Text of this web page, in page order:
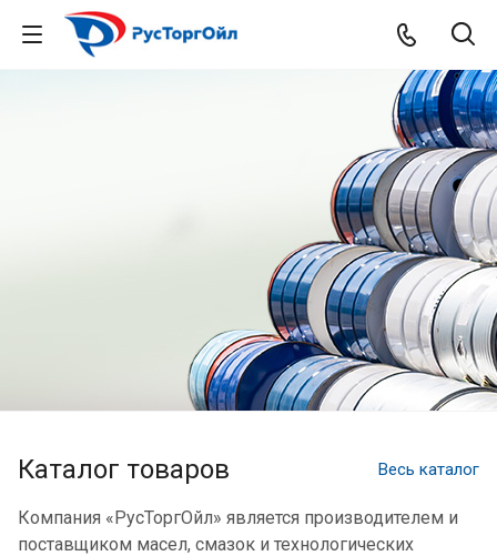
Весь каталог
Каталог товаров
Компания «РусТоргОйл» является производителем и
поставщиком масел, смазок и технологических